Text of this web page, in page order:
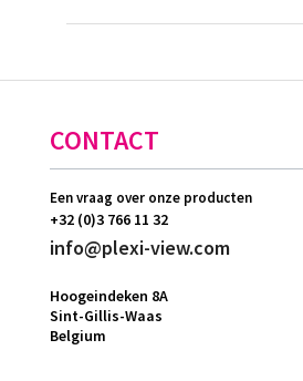
CONTACT
Een vraag over onze producten
+32 (0)3 766 11 32
info@plexi-view.com
Hoogeindeken 8A
Sint-Gillis-Waas
Belgium